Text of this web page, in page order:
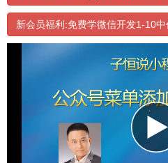
新会员福利:免费学微信开发1-10
00:00:00 / 06:19